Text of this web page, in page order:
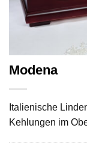
Modena
Italienische
Kehlungen im